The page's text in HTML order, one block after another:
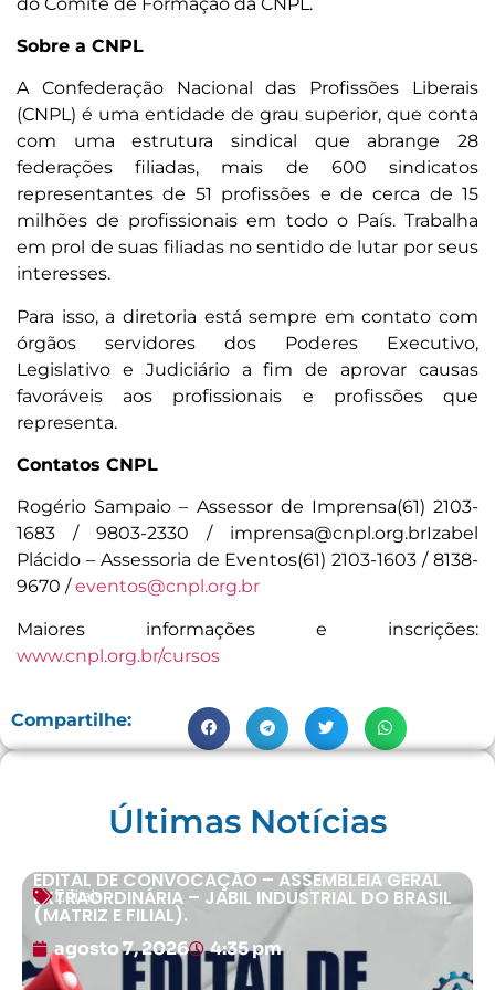
Sobre a CNPL
A Confederação Nacional das Profissões Liberais
(CNPL) é uma entidade de grau superior, que conta
com uma estrutura sindical que abrange 28
federações filiadas, mais de 600 sindicatos
representantes de 51 profissões e de cerca de 15
milhões de profissionais em todo o País. Trabalha
em prol de suas filiadas no sentido de lutar por seus
interesses.
Para isso, a diretoria está sempre em contato com
órgãos servidores dos Poderes Executivo,
Legislativo e Judiciário a fim de aprovar causas
favoráveis aos profissionais e profissões que
representa.
Contatos CNPL
Rogério Sampaio – Assessor de Imprensa(61) 2103-
1683 / 9803-2330 / imprensa@cnpl.org.brIzabel
Plácido – Assessoria de Eventos(61) 2103-1603 / 8138-
9670 /eventos@cnpl.org.br
Maiores informações e inscrições:
www.cnpl.org.br/cursos
Compartilhe:
Últimas Notícias
Editais
EDITAL DE CONVOCAÇÃO – ASSEMBLEIA GERAL
EXTRAORDINÁRIA – JABIL INDUSTRIAL DO BRASIL
(MATRIZ E FILIAL).
agosto 7, 2026 4:35 pm